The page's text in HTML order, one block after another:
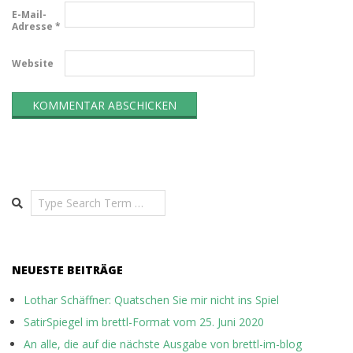
E-Mail-
Adresse *
Website
Search
NEUESTE BEITRÄGE
Lothar Schäffner: Quatschen Sie mir nicht ins Spiel
SatirSpiegel im brettl-Format vom 25. Juni 2020
An alle, die auf die nächste Ausgabe von brettl-im-blog